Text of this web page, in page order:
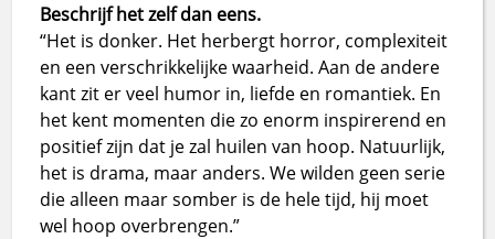
Beschrijf het zelf dan eens.
“Het is donker. Het herbergt horror, complexiteit
en een verschrikkelijke waarheid. Aan de andere
kant zit er veel humor in, liefde en romantiek. En
het kent momenten die zo enorm inspirerend en
positief zijn dat je zal huilen van hoop. Natuurlijk,
het is drama, maar anders. We wilden geen serie
die alleen maar somber is de hele tijd, hij moet
wel hoop overbrengen.”